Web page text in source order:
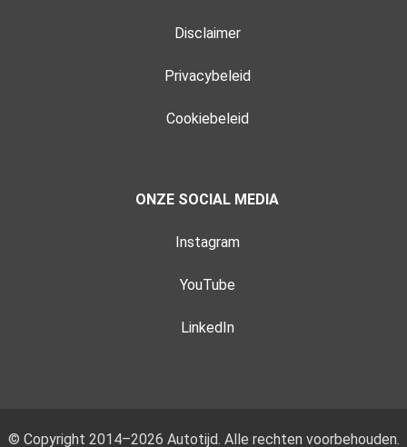
Disclaimer
Privacybeleid
Cookiebeleid
ONZE SOCIAL MEDIA
Instagram
YouTube
LinkedIn
© Copyright 2014–2026 Autotijd. Alle rechten voorbehouden.